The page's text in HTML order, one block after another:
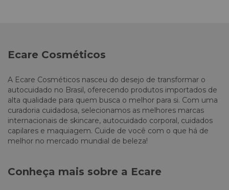
Ecare Cosméticos
A Ecare Cosméticos nasceu do desejo de transformar o
autocuidado no Brasil, oferecendo produtos importados de
alta qualidade para quem busca o melhor para si. Com uma
curadoria cuidadosa, selecionamos as melhores marcas
internacionais de skincare, autocuidado corporal, cuidados
capilares e maquiagem. Cuide de você com o que há de
melhor no mercado mundial de beleza!
Conheça mais sobre a Ecare